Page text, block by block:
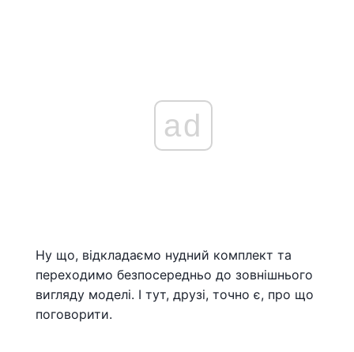
ad
Ну що, відкладаємо нудний комплект та
переходимо безпосередньо до зовнішнього
вигляду моделі. І тут, друзі, точно є, про що
поговорити.